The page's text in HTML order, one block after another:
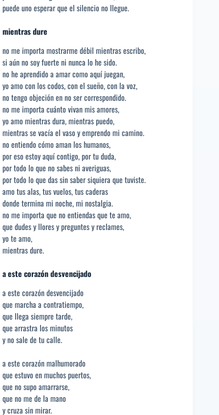
puede uno esperar que el silencio no llegue.
mientras dure
no me importa mostrarme débil mientras escribo,
si aún no soy fuerte ni nunca lo he sido.
no he aprendido a amar como aquí juegan,
yo amo con los codos, con el sueño, con la voz,
no tengo objeción en no ser correspondido.
no me importa cuánto vivan mis amores,
yo amo mientras dura, mientras puedo,
mientras se vacía el vaso y emprendo mi camino.
no entiendo cómo aman los humanos,
por eso estoy aquí contigo, por tu duda,
por todo lo que no sabes ni averiguas,
por todo lo que das sin saber siquiera que tuviste.
amo tus alas, tus vuelos, tus caderas
donde termina mi noche, mi nostalgia.
no me importa que no entiendas que te amo,
que dudes y llores y preguntes y reclames,
yo te amo,
mientras dure.
a este corazón desvencijado
a este corazón desvencijado
que marcha a contratiempo,
que llega siempre tarde,
que arrastra los minutos
y no sale de tu calle.
a este corazón malhumorado
que estuvo en muchos puertos,
que no supo amarrarse,
que no me de la mano
y cruza sin mirar.